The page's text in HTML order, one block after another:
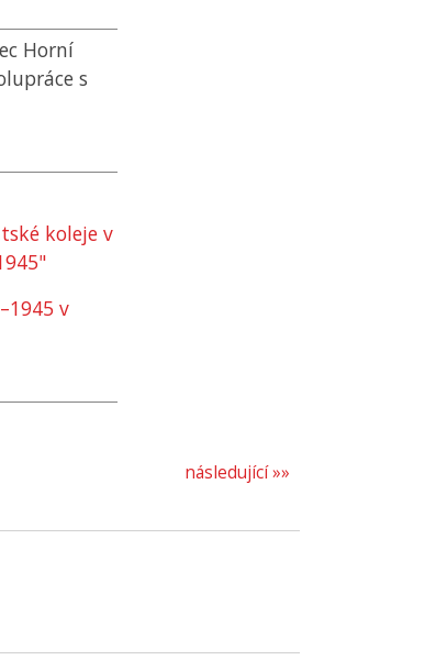
Horní
s
koleje v
v
následující »»